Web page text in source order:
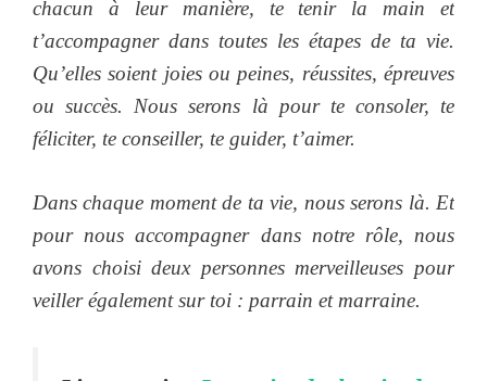
chacun à leur manière, te tenir la main et
t’accompagner dans toutes les étapes de ta vie.
Qu’elles soient joies ou peines, réussites, épreuves
ou succès. Nous serons là pour te consoler, te
féliciter, te conseiller, te guider, t’aimer.
Dans chaque moment de ta vie, nous serons là. Et
pour nous accompagner dans notre rôle, nous
avons choisi deux personnes merveilleuses pour
veiller également sur toi : parrain et marraine.